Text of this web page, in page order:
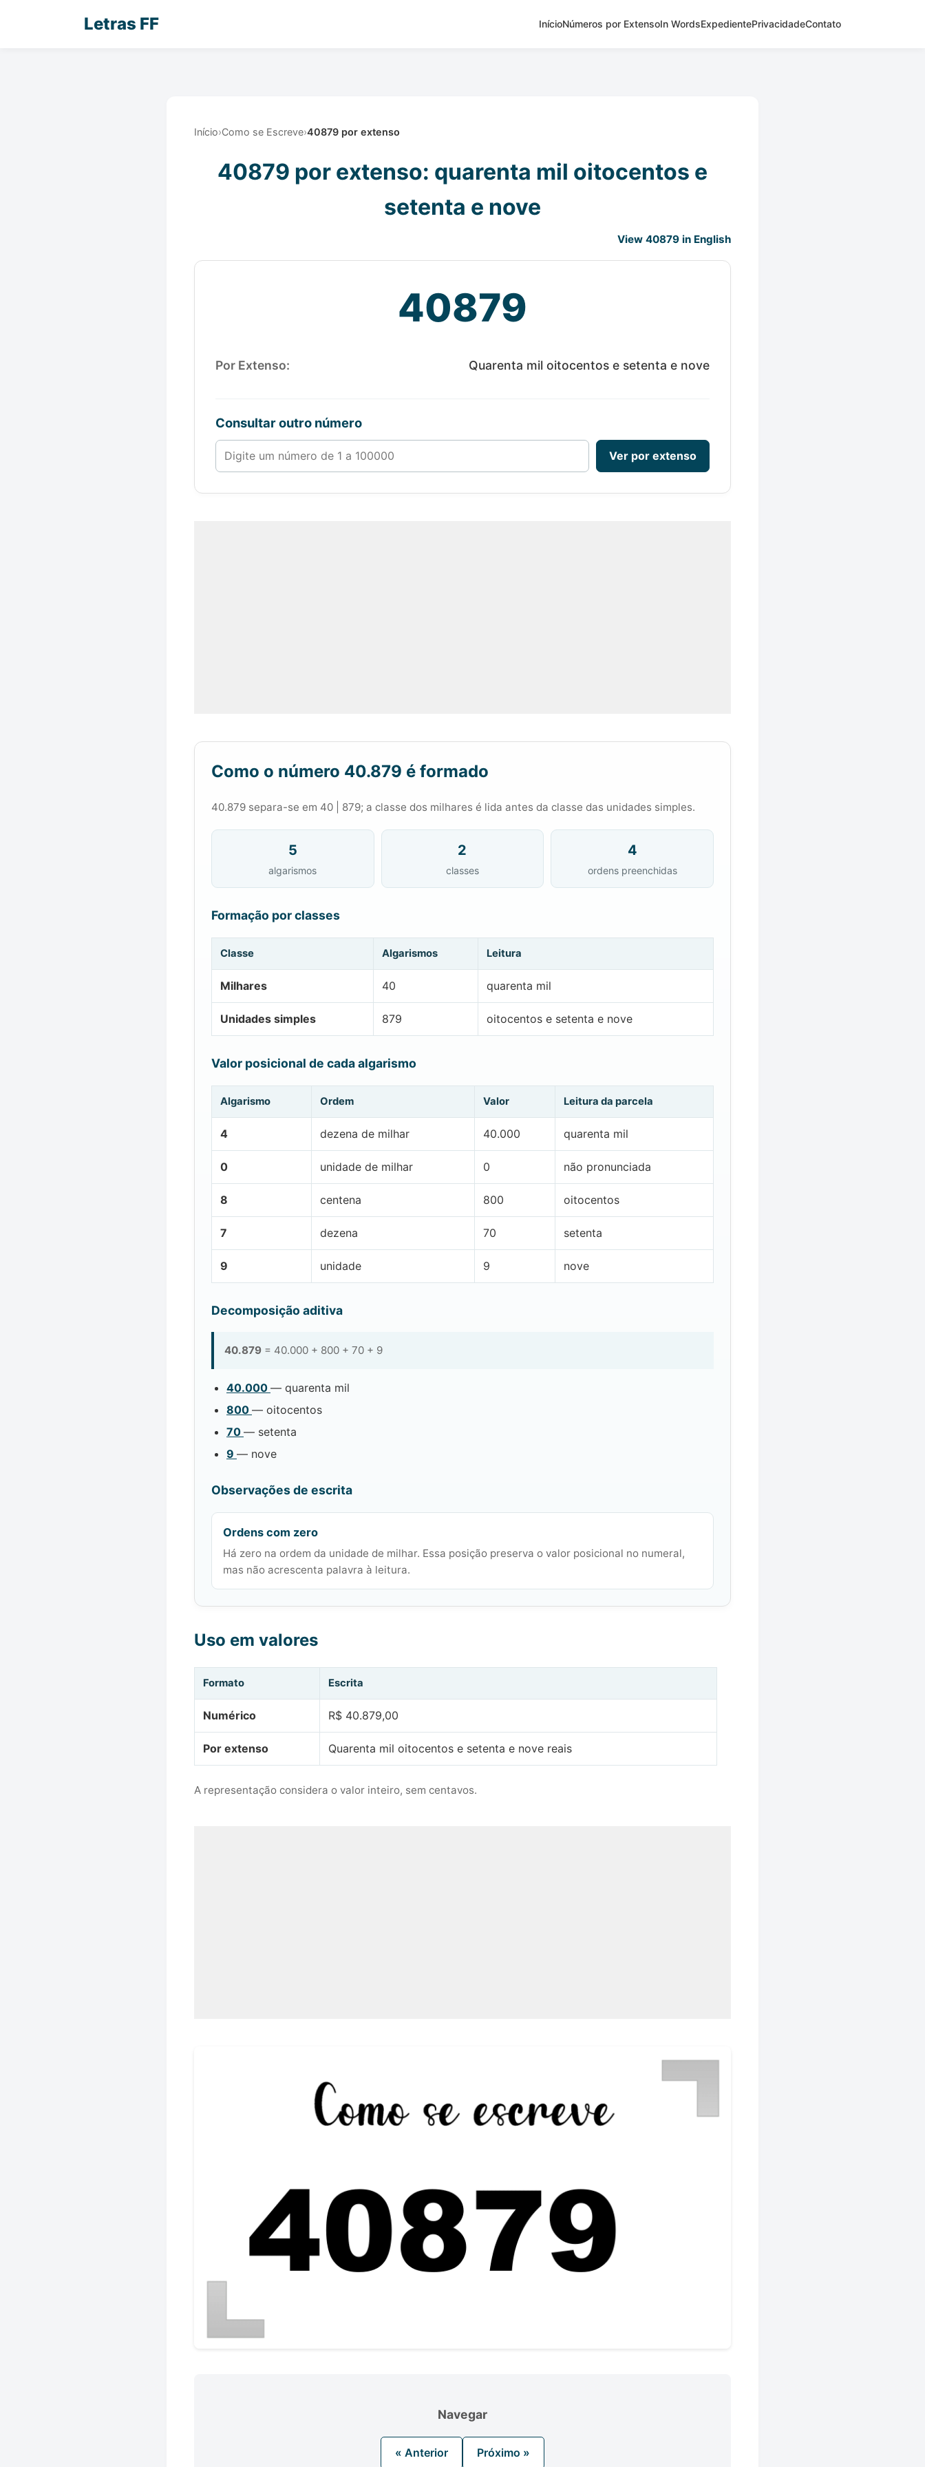
Letras FF InícioNúmeros por ExtensoIn WordsExpedientePrivacidadeContato
Início›Como se Escreve›40879 por extenso
40879 por extenso: quarenta mil oitocentos e
setenta e nove
View 40879 in English
40879
Por Extenso: Quarenta mil oitocentos e setenta e nove
Consultar outro número
Número de 1 a 100000
Ver por extenso
Como o número 40.879 é formado
40.879 separa-se em 40 | 879; a classe dos milhares é lida antes da classe das unidades simples.
5
algarismos
2
classes
4
ordens preenchidas
Formação por classes
Classe Algarismos Leitura
Milhares 40 quarenta mil
Unidades simples 879 oitocentos e setenta e nove
Valor posicional de cada algarismo
Algarismo Ordem Valor Leitura da parcela
4 dezena de milhar 40.000 quarenta mil
0 unidade de milhar 0 não pronunciada
8 centena 800 oitocentos
7 dezena 70 setenta
9 unidade 9 nove
Decomposição aditiva
40.879 = 40.000 + 800 + 70 + 9
40.000 — quarenta mil
800 — oitocentos
70 — setenta
9 — nove
Observações de escrita
Ordens com zero
Há zero na ordem da unidade de milhar. Essa posição preserva o valor posicional no numeral,
mas não acrescenta palavra à leitura.
Uso em valores
Formato Escrita
Numérico R$ 40.879,00
Por extenso Quarenta mil oitocentos e setenta e nove reais
A representação considera o valor inteiro, sem centavos.
Navegar
« Anterior Próximo »